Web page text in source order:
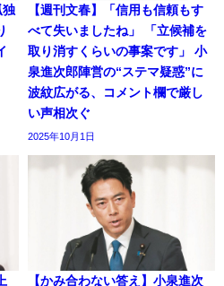
独
【週刊文春】「信用も信頼もす
べて失いましたね」 「立候補を
取り消すくらいの事案です」 小
泉進次郎陣営の“ステマ疑惑”に
波紋広がる、コメント欄で厳し
い声相次ぐ
2025年10月1日
【かみ合わない答え】小泉進次